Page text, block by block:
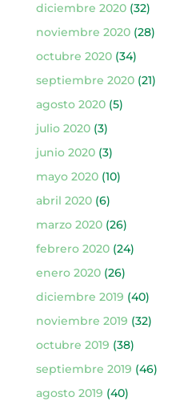
diciembre 2020(32)
noviembre 2020(28)
octubre 2020(34)
septiembre 2020(21)
agosto 2020(5)
julio 2020(3)
junio 2020(3)
mayo 2020(10)
abril 2020(6)
marzo 2020(26)
febrero 2020(24)
enero 2020(26)
diciembre 2019 (40)
noviembre 2019 (32)
octubre 2019 (38)
septiembre 2019 (46)
agosto 2019 (40)